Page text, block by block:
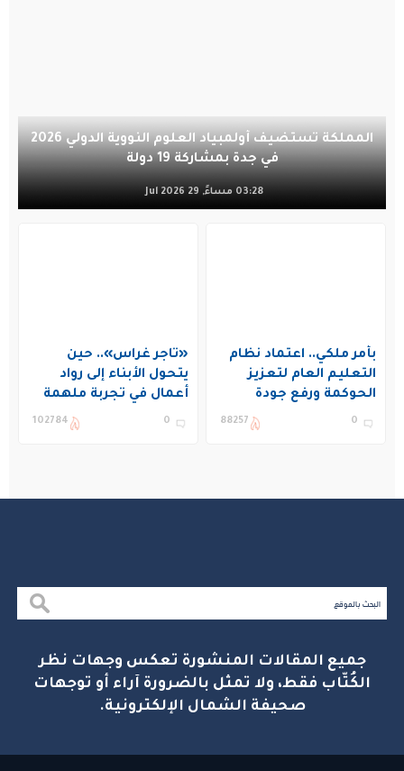
المملكة تستضيف أولمبياد العلوم النووية الدولي 2026
في جدة بمشاركة 19 دولة
03:28 مساءً, 29 Jul 2026
بأمر ملكي.. اعتماد نظام
التعليم العام لتعزيز
الحوكمة ورفع جودة
التعليم في المملكة
0
88257
«تاجر غراس».. حين
يتحول الأبناء إلى رواد
أعمال في تجربة ملهمة
بنادي غراس الصيفي
0
102784
جميع المقالات المنشورة تعكس وجهات نظر
الكُتّاب فقط، ولا تمثل بالضرورة آراء أو توجهات
صحيفة الشمال الإلكترونية.